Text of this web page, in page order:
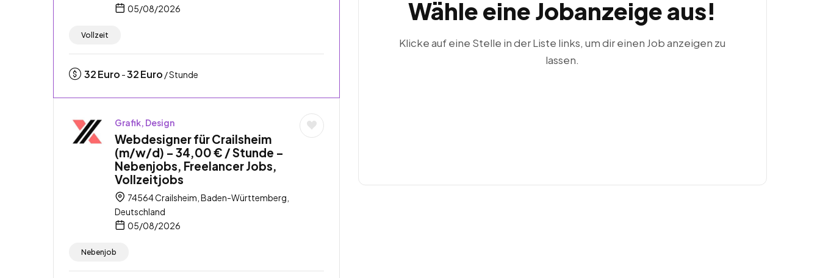
05/08/2026
Vollzeit
32Euro -32Euro / Stunde
Grafik, Design
Webdesigner für Crailsheim
(m/w/d) – 34,00 € / Stunde –
Nebenjobs, Freelancer Jobs,
Vollzeitjobs
74564 Crailsheim, Baden-Württemberg,
Deutschland
05/08/2026
Nebenjob
Wähle eine Jobanzeige aus!
Klicke auf eine Stelle in der Liste links, um dir einen Job anzeigen zu
lassen.